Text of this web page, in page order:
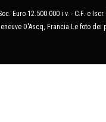
Euro 12.500.000 i.v. - C.F. e
D'Ascq, Francia Le foto